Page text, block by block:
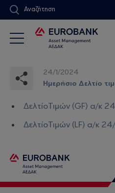
Αναζήτηση
24/1/2024
Ημερήσιο Δελτίο
ΔελτίοΤιμών (GF) α/κ
ΔελτίοΤιμών (LF) α/κ